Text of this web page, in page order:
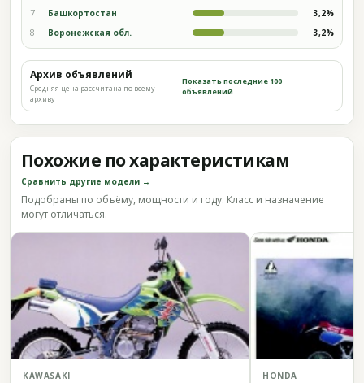
7 Башкортостан 3,2%
8 Воронежская обл. 3,2%
Архив объявлений
Средняя цена рассчитана по всему
архиву
Показать последние 100
объявлений
Похожие по характеристикам
Сравнить другие модели →
Подобраны по объёму, мощности и году. Класс и назначение
могут отличаться.
KAWASAKI HONDA